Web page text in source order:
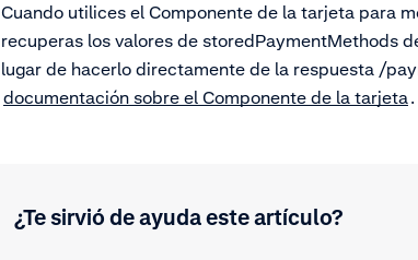
Cuando utilices el Componente de la tarjeta para
recuperas los valores de storedPaymentMethods
lugar de hacerlo directamente de la respuesta /
documentación sobre el Componente de la tarjeta.
¿Te sirvió de ayuda este artículo?